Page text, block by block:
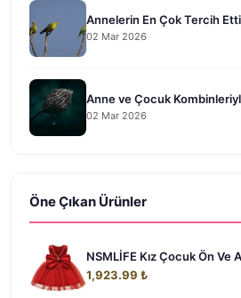
Annelerin En Çok Tercih
02 Mar 2026
Anne ve Çocuk Kombinleriyle
02 Mar 2026
Öne Çıkan Ürünler
NSMLİFE Kız Çocuk Ön Ve
1,923.99 ₺